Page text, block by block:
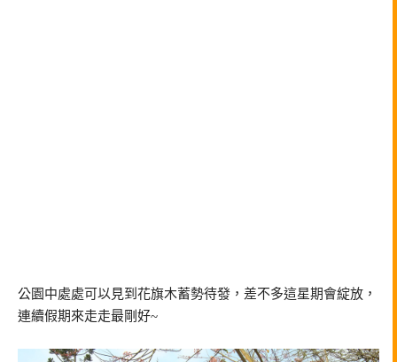
公園中處處可以見到花旗木蓄勢待發，差不多這星期會綻放，
連續假期來走走最剛好~